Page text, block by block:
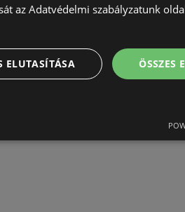
az Adatvédelmi szabályzatunk
ÖSSZES
ELUTASÍTÁSA